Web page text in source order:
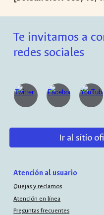
Te invitamos a
redes sociales
Ir al sitio
Atención al usuario
Quejas y reclamos
Atención en línea
Preguntas frecuentes